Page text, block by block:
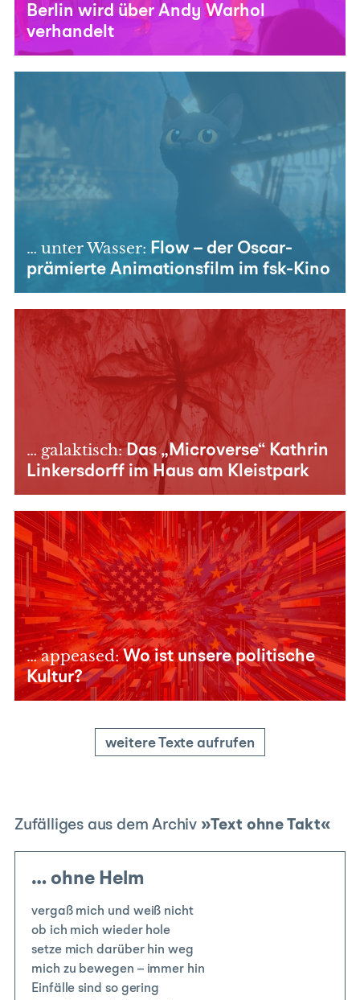
Berlin wird über Andy Warhol
verhandelt
… unter Wasser: Flow – der Oscar-
prämierte Animationsfilm im fsk-Kino
… galaktisch:Das „Microverse“ Kathrin
Linkersdorff im Haus am Kleistpark
… appeased:Wo ist unsere politische
Kultur?
weitere Texte aufrufen
Zufälliges aus dem Archiv »Text ohne Takt«
… ohne Helm
vergaß mich und weiß nicht
ob ich mich wieder hole
setze mich darüber hin weg
mich zu bewegen – immer hin
Einfälle sind so gering